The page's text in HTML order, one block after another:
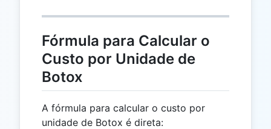
Fórmula para Calcular o
Custo por Unidade de
Botox
A fórmula para calcular o custo por
unidade de Botox é direta: